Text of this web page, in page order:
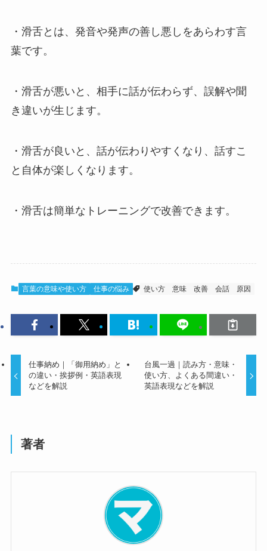
・滑舌とは、発音や発声の善し悪しをあらわす言
葉です。
・滑舌が悪いと、相手に話が伝わらず、誤解や聞
き違いが生じます。
・滑舌が良いと、話が伝わりやすくなり、話すこ
と自体が楽しくなります。
・滑舌は簡単なトレーニングで改善できます。
言葉の意味や使い方 仕事の悩み 使い方 意味 改善 会話 原因
仕事納め｜「御用納め」と
の違い・挨拶例・英語表現
などを解説
台風一過｜読み方・意味・
使い方、よくある間違い・
英語表現などを解説
著者